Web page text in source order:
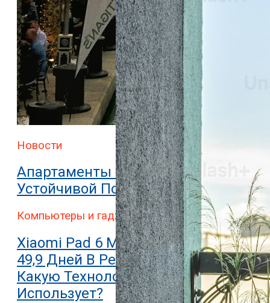
Новости
Апартаменты В Дубае: 10 Причин
Устойчивой Популярности
Компьютеры и гаджеты
Xiaomi Pad 6 Может Работать До
49,9 Дней В Режиме Ожидания.
Какую Технологию Он
Использует?